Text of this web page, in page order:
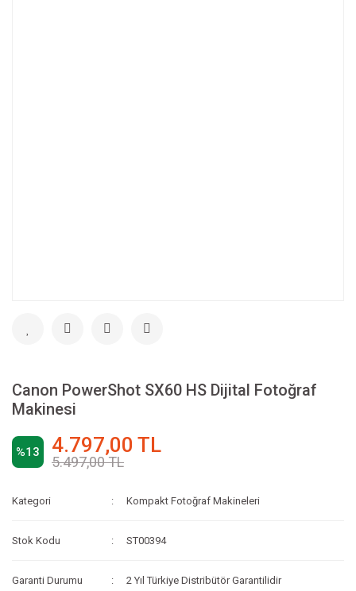
Canon PowerShot SX60 HS Dijital Fotoğraf
Makinesi
%13 4.797,00 TL
5.497,00 TL
Kategori Kompakt Fotoğraf Makineleri
Stok Kodu ST00394
Garanti Durumu 2 Yıl Türkiye Distribütör Garantilidir